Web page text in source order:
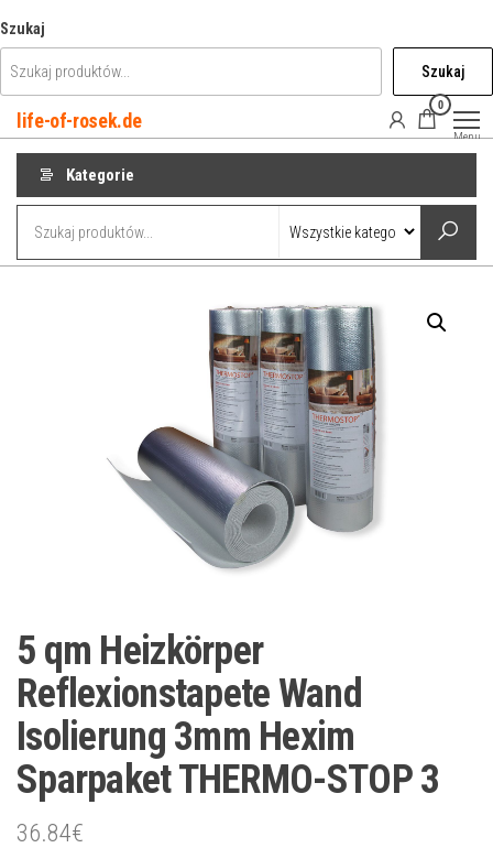
do
treści
Szukaj
Szukaj
life-of-rosek.de
0
Menu
Kategorie
5 qm Heizkörper
Reflexionstapete Wand
Isolierung 3mm Hexim
Sparpaket THERMO-STOP 3
36.84€